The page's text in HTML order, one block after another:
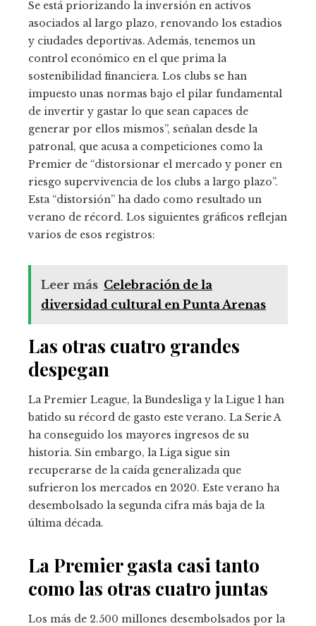
Se está priorizando la inversión en activos
asociados al largo plazo, renovando los estadios
y ciudades deportivas. Además, tenemos un
control económico en el que prima la
sostenibilidad financiera. Los clubs se han
impuesto unas normas bajo el pilar fundamental
de invertir y gastar lo que sean capaces de
generar por ellos mismos”, señalan desde la
patronal, que acusa a competiciones como la
Premier de “distorsionar el mercado y poner en
riesgo supervivencia de los clubs a largo plazo”.
Esta “distorsión” ha dado como resultado un
verano de récord. Los siguientes gráficos reflejan
varios de esos registros:
Leer más Celebración de la
diversidad cultural en Punta Arenas
Las otras cuatro grandes
despegan
La Premier League, la Bundesliga y la Ligue 1 han
batido su récord de gasto este verano. La Serie A
ha conseguido los mayores ingresos de su
historia. Sin embargo, la Liga sigue sin
recuperarse de la caída generalizada que
sufrieron los mercados en 2020. Este verano ha
desembolsado la segunda cifra más baja de la
última década.
La Premier gasta casi tanto
como las otras cuatro juntas
Los más de 2.500 millones desembolsados por la